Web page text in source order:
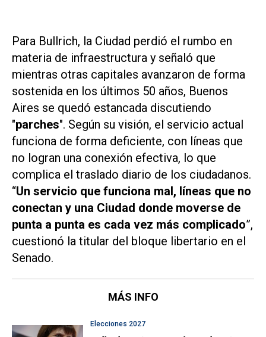
Para Bullrich, la Ciudad perdió el rumbo en
materia de infraestructura y señaló que
mientras otras capitales avanzaron de forma
sostenida en los últimos 50 años, Buenos
Aires se quedó estancada discutiendo
"parches". Según su visión, el servicio actual
funciona de forma deficiente, con líneas que
no logran una conexión efectiva, lo que
complica el traslado diario de los ciudadanos.
“Un servicio que funciona mal, líneas que no
conectan y una Ciudad donde moverse de
punta a punta es cada vez más complicado”,
cuestionó la titular del bloque libertario en el
Senado.
MÁS INFO
Elecciones 2027